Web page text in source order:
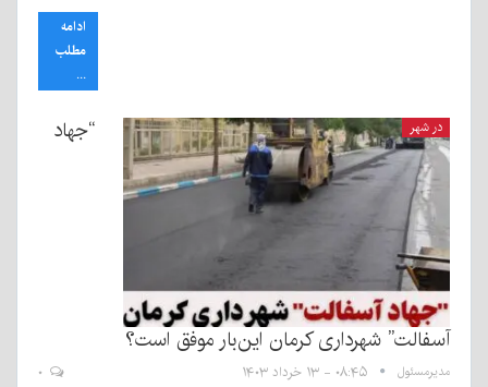
ادامه
مطلب
...
در شهر “جهاد
آسفالت” شهرداری کرمان این‌بار موفق است؟
مدیرمسئول ۰۸:۴۵ - ۱۳ خرداد ۱۴۰۳